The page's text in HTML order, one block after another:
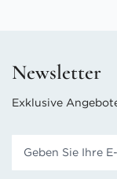
Newsletter
Exklusive